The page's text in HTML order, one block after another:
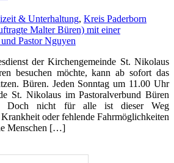
& Unterhaltung, Kreis Paderborn
der Kirchengemeinde St. Nikolaus
besuchen möchte, kann ab sofort das
Büren. Jeden Sonntag um 11.00 Uhr
St. Nikolaus im Pastoralverbund Büren
Doch nicht für alle ist dieser Weg
oder fehlende Fahrmöglichkeiten
Menschen […]